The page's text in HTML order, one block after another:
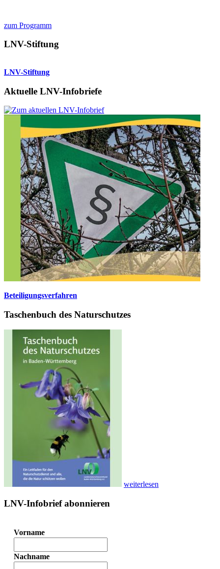
zum Programm
LNV-Stiftung
LNV-Stiftung
Aktuelle LNV-Infobriefe
Beteiligungsverfahren
Taschenbuch des Naturschutzes
weiterlesen
LNV-Infobrief abonnieren
Vorname
Nachname